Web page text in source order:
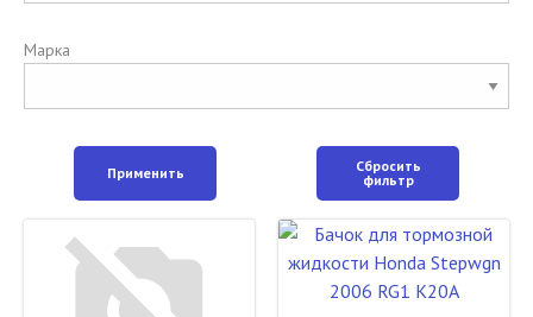
Марка
Применить
Сбросить
фильтр